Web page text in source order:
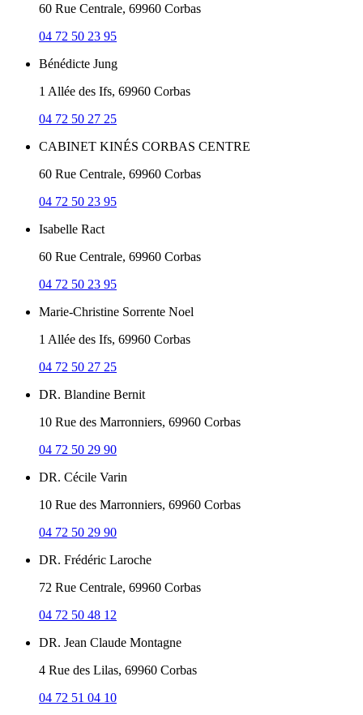
60 Rue Centrale, 69960 Corbas
04 72 50 23 95
Bénédicte Jung
1 Allée des Ifs, 69960 Corbas
04 72 50 27 25
CABINET KINÉS CORBAS CENTRE
60 Rue Centrale, 69960 Corbas
04 72 50 23 95
Isabelle Ract
60 Rue Centrale, 69960 Corbas
04 72 50 23 95
Marie-Christine Sorrente Noel
1 Allée des Ifs, 69960 Corbas
04 72 50 27 25
DR. Blandine Bernit
10 Rue des Marronniers, 69960 Corbas
04 72 50 29 90
DR. Cécile Varin
10 Rue des Marronniers, 69960 Corbas
04 72 50 29 90
DR. Frédéric Laroche
72 Rue Centrale, 69960 Corbas
04 72 50 48 12
DR. Jean Claude Montagne
4 Rue des Lilas, 69960 Corbas
04 72 51 04 10